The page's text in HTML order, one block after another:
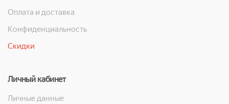
Оплата и доставка
Конфиденциальность
Скидки
Личный кабинет
Личные данные